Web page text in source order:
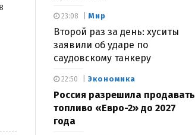
Мир
Второй раз за день: хуситы
заявили об ударе по
саудовскому танкеру
23:08
Экономика
Россия разрешила продавать
топливо «Евро-2» до 2027
года
22:50